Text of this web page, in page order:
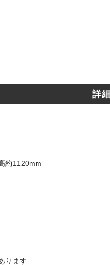
詳
約1120mm
ります